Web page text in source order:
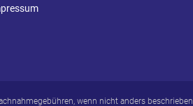
wenn nicht anders beschrieben